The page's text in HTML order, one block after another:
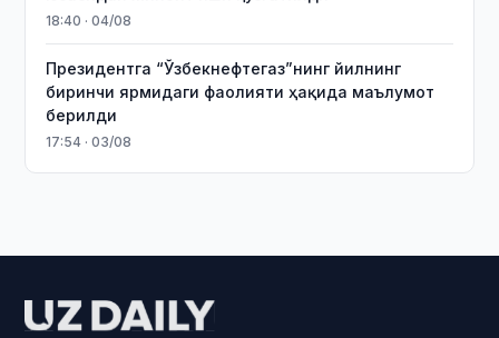
18:40 · 04/08
Президентга “Ўзбекнефтегаз”нинг йилнинг
биринчи ярмидаги фаолияти ҳақида маълумот
берилди
17:54 · 03/08